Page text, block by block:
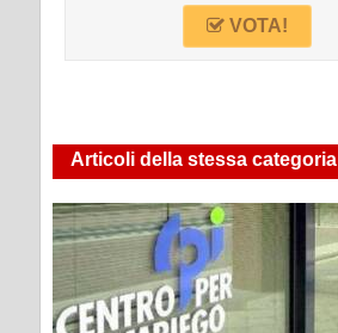
VOTA!
Articoli della stessa categoria